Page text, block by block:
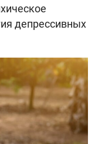
депрессивных